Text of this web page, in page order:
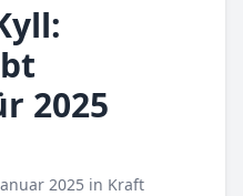
2025
2025 in Kraft